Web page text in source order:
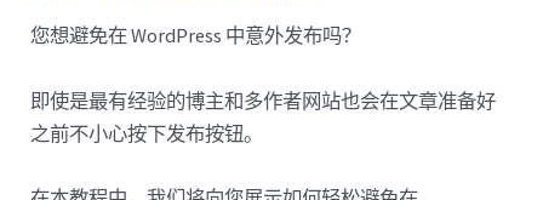
您想避免在 WordPress 中意外发布吗？
即使是最有经验的博主和多作者网站也会在文章准备好
之前不小心按下发布按钮。